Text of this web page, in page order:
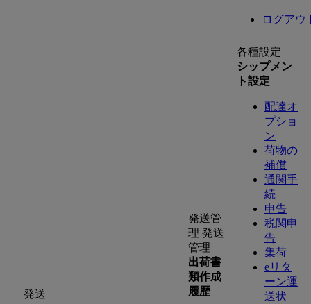
ログアウ
発送
発送管
理 発送
管理
出荷書
類作成
履歴
各種設定
シップメン
ト設定
配達オ
プショ
ン
荷物の
補償
通関手
続
申告
税関申
告
集荷
eリタ
ーン運
送状